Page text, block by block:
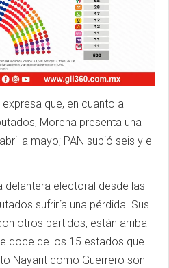
que, en cuanto a
Morena presenta una
a mayo; PAN subió seis y el
delantera electoral desde las
sufriría una pérdida. Sus
otros partidos, están arriba
doce de los 15 estados que
Nayarit como Guerrero son